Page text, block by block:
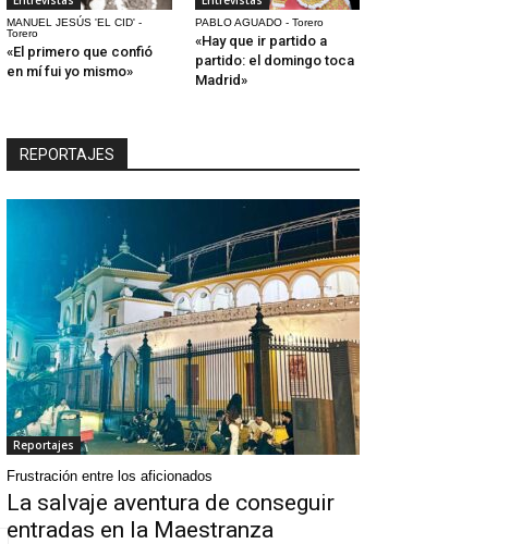
MANUEL JESÚS 'EL CID' -
Torero
«El primero que confió
en mí fui yo mismo»
PABLO AGUADO - Torero
«Hay que ir partido a
partido: el domingo toca
Madrid»
REPORTAJES
Reportajes
Frustración entre los aficionados
La salvaje aventura de conseguir
entradas en la Maestranza